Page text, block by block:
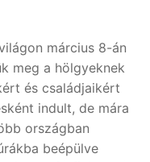
március 8-án
meg a hölgyeknek
és családjaikért
indult, de mára
országban
beépülve